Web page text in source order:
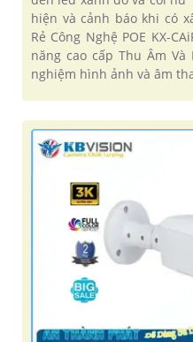
hiện và cảnh báo khi có
Rẻ Công Nghệ POE KX-
năng cao cấp Thu Âm
nghiệm hình ảnh và âm